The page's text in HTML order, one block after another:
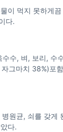
이 먹지 못하게
다.
수, 벼, 보리, 수
그마치 38%)포
원균, 쇠를 갖게
다.